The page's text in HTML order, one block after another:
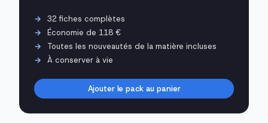
32 fiches complètes
Économie de 118 €
Toutes les nouveautés de la matière incluses
À conserver à vie
Ajouter le pack au panier